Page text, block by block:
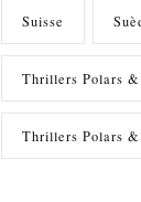
Suisse
Thrillers Polars
Thrillers Polars &